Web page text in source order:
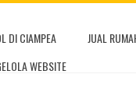
DI CIAMPEA
JUAL
WEBSITE